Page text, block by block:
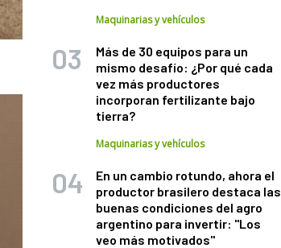
Maquinarias y vehículos
Más de 30 equipos para un
mismo desafío: ¿Por qué cada
vez más productores
incorporan fertilizante bajo
tierra?
Maquinarias y vehículos
En un cambio rotundo, ahora el
productor brasilero destaca las
buenas condiciones del agro
argentino para invertir: "Los
veo más motivados"